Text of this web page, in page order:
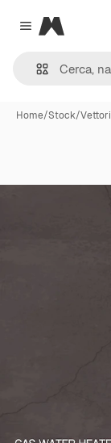
Close menu
Magnific
Home/Stock/Vettori